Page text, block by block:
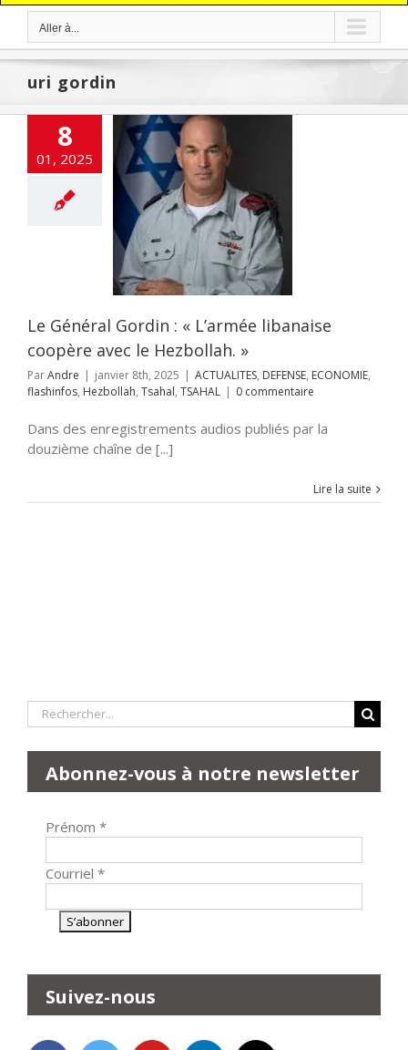
Aller à...
uri gordin
8
01, 2025
Gordin : «
libanaise
avec le
Le Général Gordin : « L’armée libanaise
coopère avec le Hezbollah. »
ParAndre | janvier 8th, 2025 | ACTUALITES, DEFENSE, ECONOMIE,
flashinfos, Hezbollah, Tsahal, TSAHAL | 0 commentaire
Dans des enregistrements audios publiés par la
douzième chaîne de [...]
Lire la suite
Rechercher:
Abonnez-vous à notre newsletter
Prénom *
Courriel *
Suivez-nous